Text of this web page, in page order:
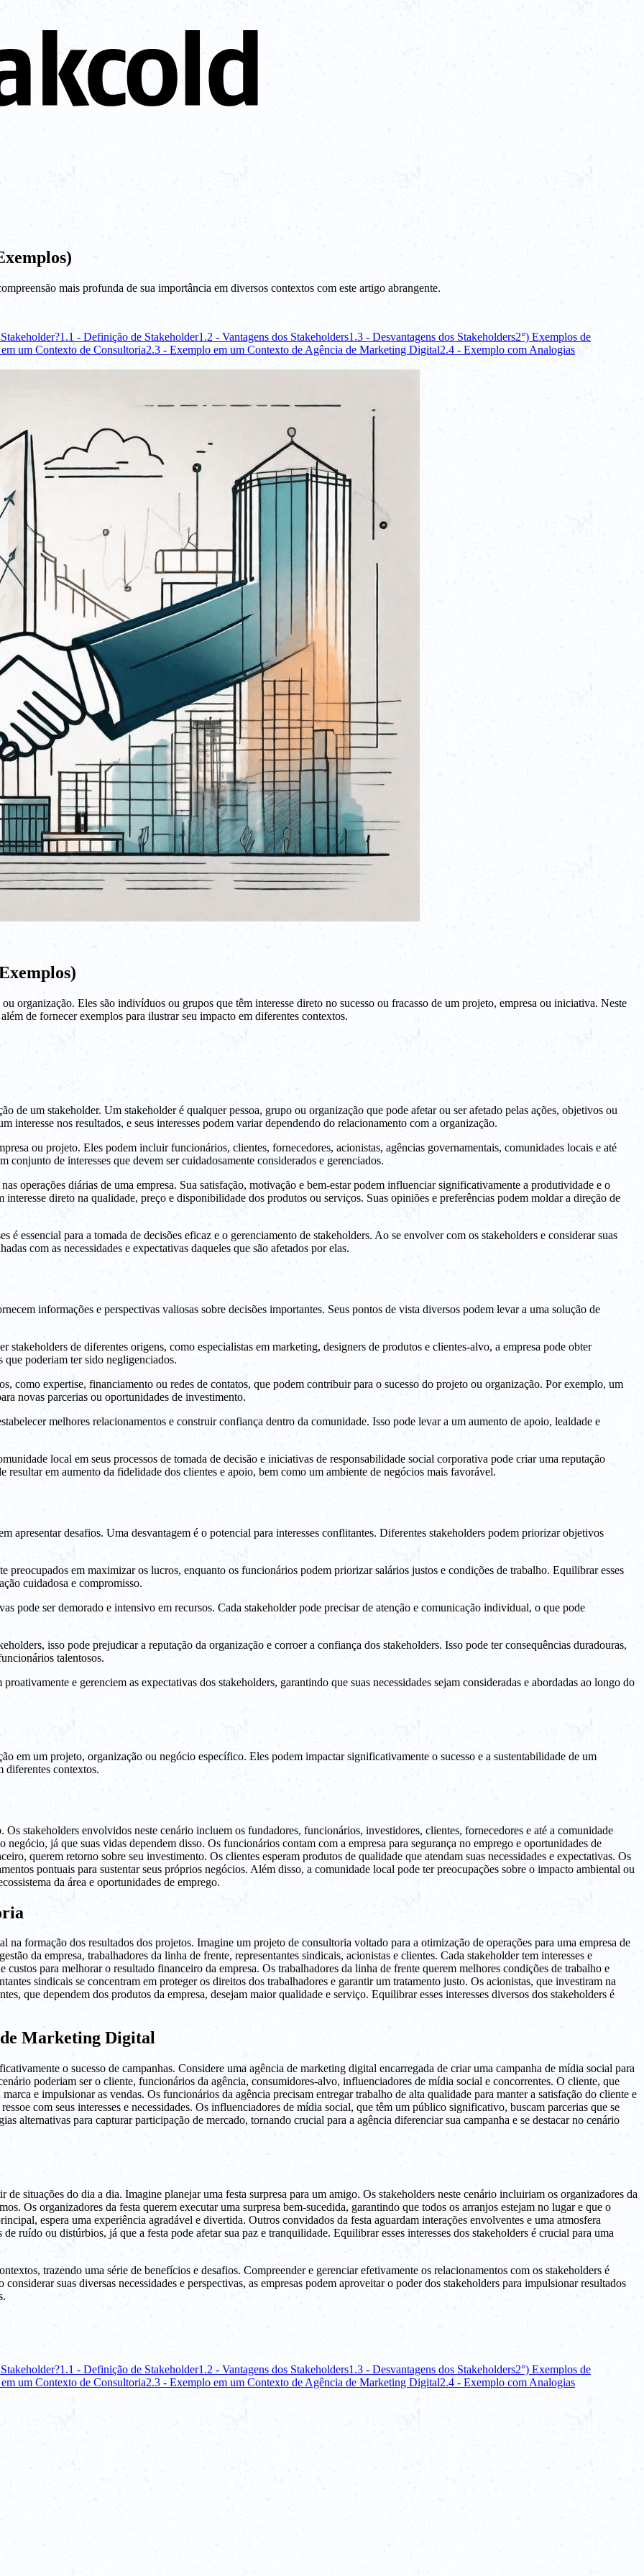
mais profunda de sua importância em diversos contextos com este artigo abrangente.
1.1 - Definição de Stakeholder1.2 - Vantagens dos Stakeholders1.3 - Desvantagens dos Stakeholders2°) Exemplos de
um Contexto de Consultoria2.3 - Exemplo em um Contexto de Agência de Marketing Digital2.4 - Exemplo com Analogias
organização. Eles são indivíduos ou grupos que têm interesse direto no sucesso ou fracasso de um projeto, empresa ou iniciativa. Neste
de fornecer exemplos para ilustrar seu impacto em diferentes contextos.
de um stakeholder. Um stakeholder é qualquer pessoa, grupo ou organização que pode afetar ou ser afetado pelas ações, objetivos ou
interesse nos resultados, e seus interesses podem variar dependendo do relacionamento com a organização.
ou projeto. Eles podem incluir funcionários, clientes, fornecedores, acionistas, agências governamentais, comunidades locais e até
de interesses que devem ser cuidadosamente considerados e gerenciados.
operações diárias de uma empresa. Sua satisfação, motivação e bem-estar podem influenciar significativamente a produtividade e o
direto na qualidade, preço e disponibilidade dos produtos ou serviços. Suas opiniões e preferências podem moldar a direção de
é essencial para a tomada de decisões eficaz e o gerenciamento de stakeholders. Ao se envolver com os stakeholders e considerar suas
com as necessidades e expectativas daqueles que são afetados por elas.
informações e perspectivas valiosas sobre decisões importantes. Seus pontos de vista diversos podem levar a uma solução de
de diferentes origens, como especialistas em marketing, designers de produtos e clientes-alvo, a empresa pode obter
poderiam ter sido negligenciados.
como expertise, financiamento ou redes de contatos, que podem contribuir para o sucesso do projeto ou organização. Por exemplo, um
novas parcerias ou oportunidades de investimento.
melhores relacionamentos e construir confiança dentro da comunidade. Isso pode levar a um aumento de apoio, lealdade e
local em seus processos de tomada de decisão e iniciativas de responsabilidade social corporativa pode criar uma reputação
em aumento da fidelidade dos clientes e apoio, bem como um ambiente de negócios mais favorável.
apresentar desafios. Uma desvantagem é o potencial para interesses conflitantes. Diferentes stakeholders podem priorizar objetivos
preocupados em maximizar os lucros, enquanto os funcionários podem priorizar salários justos e condições de trabalho. Equilibrar esses
cuidadosa e compromisso.
pode ser demorado e intensivo em recursos. Cada stakeholder pode precisar de atenção e comunicação individual, o que pode
isso pode prejudicar a reputação da organização e corroer a confiança dos stakeholders. Isso pode ter consequências duradouras,
talentosos.
e gerenciem as expectativas dos stakeholders, garantindo que suas necessidades sejam consideradas e abordadas ao longo do
em um projeto, organização ou negócio específico. Eles podem impactar significativamente o sucesso e a sustentabilidade de um
diferentes contextos.
stakeholders envolvidos neste cenário incluem os fundadores, funcionários, investidores, clientes, fornecedores e até a comunidade
já que suas vidas dependem disso. Os funcionários contam com a empresa para segurança no emprego e oportunidades de
querem retorno sobre seu investimento. Os clientes esperam produtos de qualidade que atendam suas necessidades e expectativas. Os
pontuais para sustentar seus próprios negócios. Além disso, a comunidade local pode ter preocupações sobre o impacto ambiental ou
da área e oportunidades de emprego.
formação dos resultados dos projetos. Imagine um projeto de consultoria voltado para a otimização de operações para uma empresa de
da empresa, trabalhadores da linha de frente, representantes sindicais, acionistas e clientes. Cada stakeholder tem interesses e
para melhorar o resultado financeiro da empresa. Os trabalhadores da linha de frente querem melhores condições de trabalho e
sindicais se concentram em proteger os direitos dos trabalhadores e garantir um tratamento justo. Os acionistas, que investiram na
que dependem dos produtos da empresa, desejam maior qualidade e serviço. Equilibrar esses interesses diversos dos stakeholders é
de Marketing Digital
o sucesso de campanhas. Considere uma agência de marketing digital encarregada de criar uma campanha de mídia social para
poderiam ser o cliente, funcionários da agência, consumidores-alvo, influenciadores de mídia social e concorrentes. O cliente, que
e impulsionar as vendas. Os funcionários da agência precisam entregar trabalho de alta qualidade para manter a satisfação do cliente e
com seus interesses e necessidades. Os influenciadores de mídia social, que têm um público significativo, buscam parcerias que se
alternativas para capturar participação de mercado, tornando crucial para a agência diferenciar sua campanha e se destacar no cenário
de situações do dia a dia. Imagine planejar uma festa surpresa para um amigo. Os stakeholders neste cenário incluiriam os organizadores da
Os organizadores da festa querem executar uma surpresa bem-sucedida, garantindo que todos os arranjos estejam no lugar e que o
espera uma experiência agradável e divertida. Outros convidados da festa aguardam interações envolventes e uma atmosfera
ruído ou distúrbios, já que a festa pode afetar sua paz e tranquilidade. Equilibrar esses interesses dos stakeholders é crucial para uma
trazendo uma série de benefícios e desafios. Compreender e gerenciar efetivamente os relacionamentos com os stakeholders é
suas diversas necessidades e perspectivas, as empresas podem aproveitar o poder dos stakeholders para impulsionar resultados
1.1 - Definição de Stakeholder1.2 - Vantagens dos Stakeholders1.3 - Desvantagens dos Stakeholders2°) Exemplos de
um Contexto de Consultoria2.3 - Exemplo em um Contexto de Agência de Marketing Digital2.4 - Exemplo com Analogias